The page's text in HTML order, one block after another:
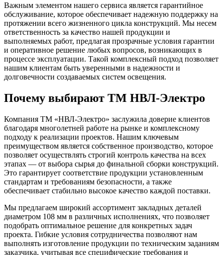
Важным элементом нашего сервиса является гарантийное
обслуживание, которое обеспечивает надежную поддержку на
протяжении всего жизненного цикла конструкций. Мы несем
ответственность за качество нашей продукции и
выполняемых работ, предлагая прозрачные условия гарантии
и оперативное решение любых вопросов, возникающих в
процессе эксплуатации. Такой комплексный подход позволяет
нашим клиентам быть уверенными в надежности и
долговечности создаваемых систем освещения.
Почему выбирают ТМ НВЛ-Электро
Компания ТМ «НВЛ-Электро» заслужила доверие клиентов
благодаря многолетней работе на рынке и комплексному
подходу к реализации проектов. Нашим ключевым
преимуществом является собственное производство, которое
позволяет осуществлять строгий контроль качества на всех
этапах — от выбора сырья до финальной сборки конструкций.
Это гарантирует соответствие продукции установленным
стандартам и требованиям безопасности, а также
обеспечивает стабильно высокое качество каждой поставки.
Мы предлагаем широкий ассортимент закладных деталей
диаметром 108 мм в различных исполнениях, что позволяет
подобрать оптимальное решение для конкретных задач
проекта. Гибкие условия сотрудничества позволяют нам
выполнять изготовление продукции по техническим заданиям
заказчика, учитывая все специфические требования и